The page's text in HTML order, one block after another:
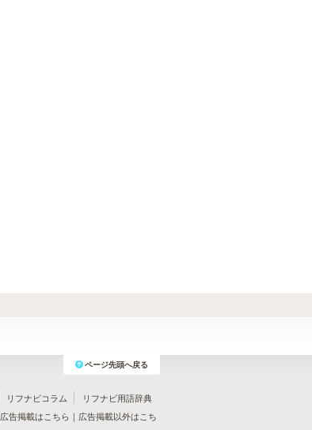
ページ先頭へ戻る
リフナビコラム
リフナビ用語辞典
広告掲載はこちら ｜ 広告掲載以外はこち